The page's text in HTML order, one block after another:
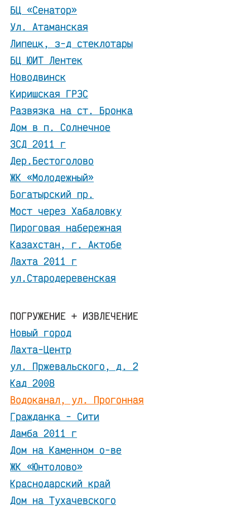
БЦ «Сенатор»
Ул. Атаманская
Липецк, з-д стеклотары
БЦ ЮИТ Лентек
Новодвинск
Киришская ГРЭС
Развязка на ст. Бронка
Дом в п. Солнечное
ЗСД 2011 г
Дер.Бестоголово
ЖК «Молодежный»
Богатырский пр.
Мост через Хабаловку
Пироговая набережная
Казахстан, г. Актобе
Лахта 2011 г
ул.Стародеревенская
ПОГРУЖЕНИЕ + ИЗВЛЕЧЕНИЕ
Новый город
Лахта-Центр
ул. Пржевальского, д. 2
Кад 2008
Водоканал, ул. Прогонная
Гражданка - Сити
Дамба 2011 г
Дом на Каменном о-ве
ЖК «Юнтолово»
Краснодарский край
Дом на Тухачевского